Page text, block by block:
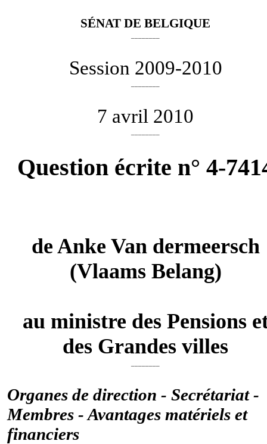
SÉNAT DE BELGIQUE
Session 2009-2010
7 avril 2010
Question écrite n° 4-
de Anke Van dermeersch
(Vlaams Belang)
au ministre des Pensions
des Grandes villes
Organes de direction - Secrétariat -
Membres - Avantages matériels et
financiers